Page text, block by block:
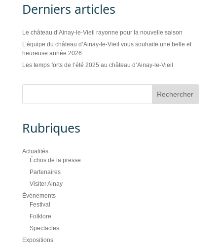
Derniers articles
Le château d’Ainay-le-Vieil rayonne pour la nouvelle saison
L’équipe du château d’Ainay-le-Vieil vous souhaite une belle et
heureuse année 2026
Les temps forts de l’été 2025 au château d’Ainay-le-Vieil
Rubriques
Actualités
Échos de la presse
Partenaires
Visiter Ainay
Évènements
Festival
Folklore
Spectacles
Expositions